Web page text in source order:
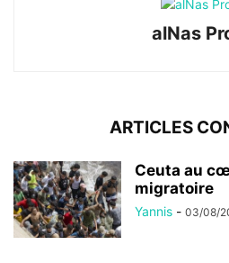
alNas
ARTICLES
Ceuta au
migratoire
Yannis - 03/08/